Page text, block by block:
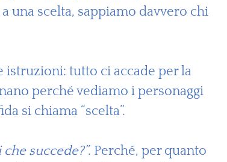
una scelta, sappiamo davvero chi
istruzioni: tutto ci accade per la
perché vediamo i personaggi
si chiama “scelta”.
che succede?”. Perché, per quanto